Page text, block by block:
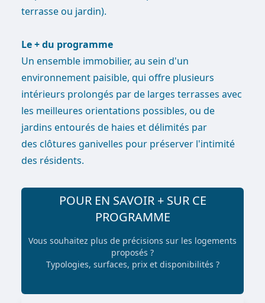
terrasse ou jardin).
Le + du programme
Un ensemble immobilier, au sein d'un
environnement paisible, qui offre plusieurs
intérieurs prolongés par de larges terrasses avec
les meilleures orientations possibles, ou de
jardins entourés de haies et délimités par
des clôtures ganivelles pour préserver l'intimité
des résidents.
POUR EN SAVOIR + SUR CE
PROGRAMME
Vous souhaitez plus de précisions sur les logements
proposés ?
Typologies, surfaces, prix et disponibilités ?